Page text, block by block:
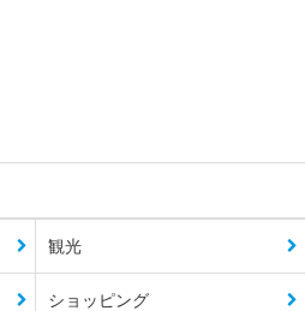
観光
ショッピング